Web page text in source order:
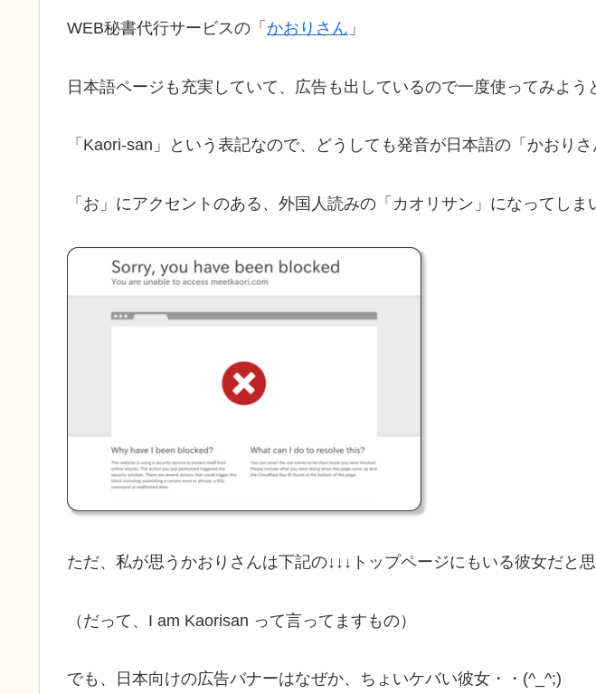
WEB秘書代行サービスの「 かおりさん 」
日本語ページも充実していて、広告も出しているので一度使ってみよう
「Kaori-san」という表記なので、どうしても発音が日本語の「かおりさ
「お」にアクセントのある、外国人読みの「カオリサン」になってしま
ただ、私が思うかおりさんは下記の↓↓↓トップページにもいる彼女だと
（だって、I am Kaorisan って言ってますもの）
でも、日本向けの広告バナーはなぜか、ちょいケバい彼女・・(^_^;)